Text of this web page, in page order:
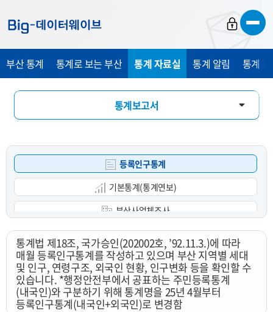
가
가
가
부산 통계 통계로 보는 부산 통계 자료실 통계 알림 통계
통계보고서
통계 E-Book
등록인구통계
기본통계(통계연보)
부산사업체조사
광업제조업조사
부산사회조사
부산사회지표
부산해양산업조사
통계법 제18조, 국가승인(202002호, ’92.11.3.)에 따라
매월 등록인구통계를 작성하고 있으며 부산 지역별 세대
및 인구, 연령구조, 외국인 현황, 인구변화 등을 확인할 수
있습니다. *행정안전부에서 공표하는 주민등록통계
(내국인)와 구분하기 위해 통계명을 25년 4월부터
등록인구통계(내국인+외국인)로 변경함